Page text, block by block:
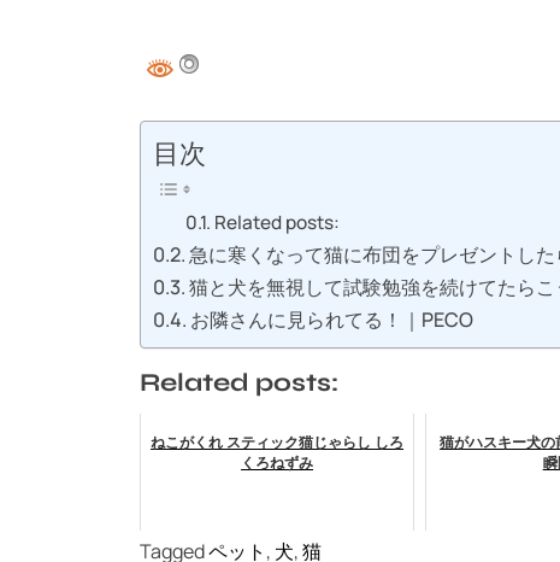
目次
Related posts:
急に寒くなって猫に布団をプレゼントし
猫と犬を無視して試験勉強を続けてたら
お隣さんに見られてる！｜PECO
Related posts:
ねこがくれ スティック猫じゃらし しろ
くろねずみ
猫がハスキー犬の
瞬
Taggedペット , 犬,猫